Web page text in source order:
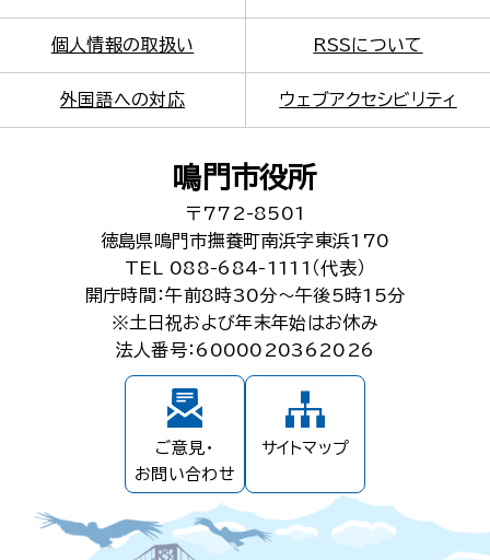
個人情報の取扱い RSSについて
外国語への対応 ウェブアクセシビリティ
鳴門市役所
〒772-8501
徳島県鳴門市撫養町南浜字東浜170
TEL 088-684-1111（代表）
開庁時間：午前8時30分～午後5時15分
※土日祝および年末年始はお休み
法人番号：6000020362026
ご意見・
お問い合わせ
サイトマップ